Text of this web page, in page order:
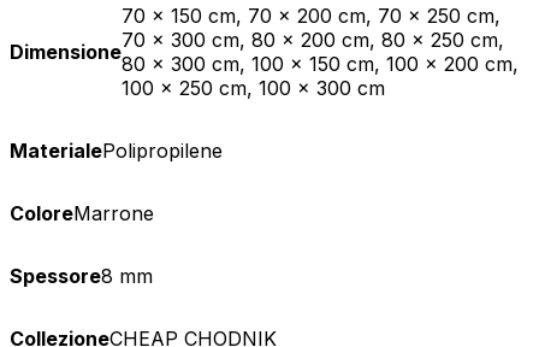
Dimensione
70 x 150 cm, 70 x 200 cm, 70 x 250 cm,
70 x 300 cm, 80 x 200 cm, 80 x 250 cm,
80 x 300 cm, 100 x 150 cm, 100 x 200 cm,
100 x 250 cm, 100 x 300 cm
MaterialePolipropilene
ColoreMarrone
Spessore8 mm
CollezioneCHEAP CHODNIK